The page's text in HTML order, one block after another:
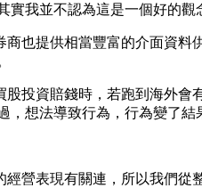
我並不認為這是一個好的觀
也提供相當豐富的介面資
投資賠錢時，若跑到海外會
想法導致行為，行為變了結
營表現有關連，所以我們從